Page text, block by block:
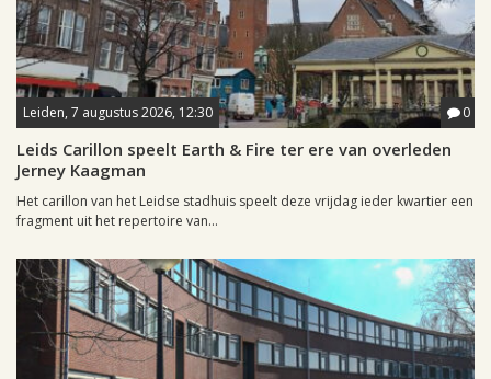
Leiden, 7 augustus 2026, 12:30 0
Leids Carillon speelt Earth & Fire ter ere van overleden
Jerney Kaagman
Het carillon van het Leidse stadhuis speelt deze vrijdag ieder kwartier een
fragment uit het repertoire van...